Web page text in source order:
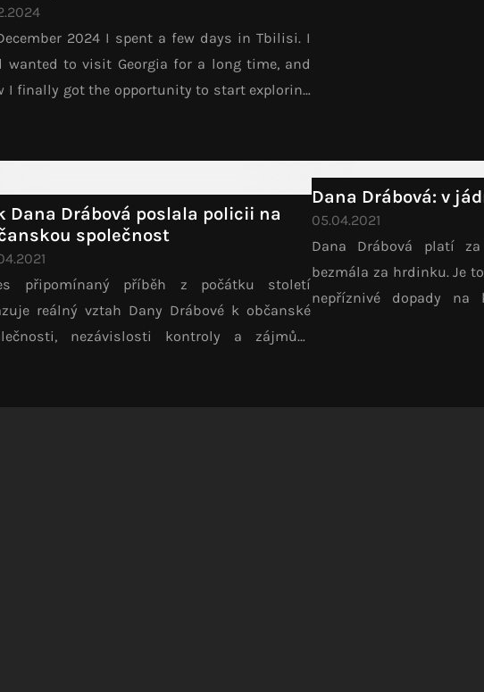
2024 I spent a few days in Tbilisi. I
wanted to visit Georgia for a long time, and
I finally got the opportunity to start exploring
Dana Drábová poslala policii na
společnost
připomínaný příběh z počátku století
reálný vztah Dany Drábové k občanské
nezávislosti kontroly a zájmům
Dana Drábová: v
05.04.2021
Dana Drábová platí
bezmála za hrdinku. Je
nepříznivé dopady na